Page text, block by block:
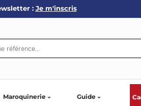
: Je m'inscris
Maroquinerie Guide